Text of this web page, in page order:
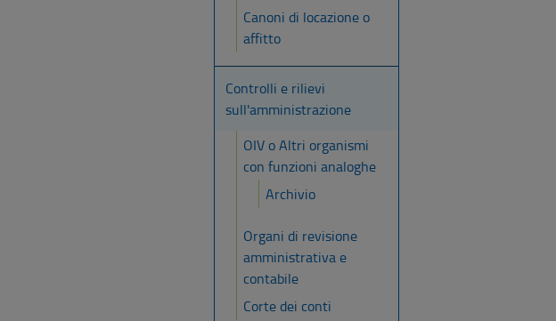
Canoni di locazione o
affitto
Controlli e rilievi
sull'amministrazione
OIV o Altri organismi
con funzioni analoghe
Archivio
Organi di revisione
amministrativa e
contabile
Corte dei conti